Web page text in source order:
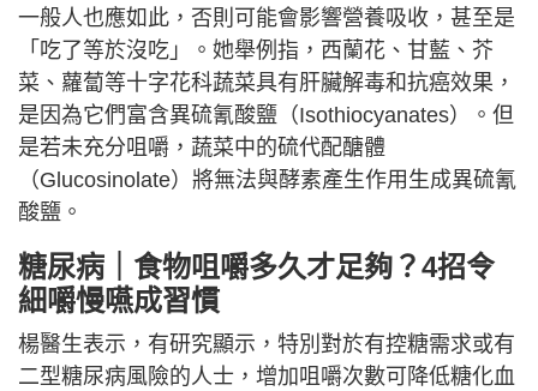
一般人也應如此，否則可能會影響營養吸收，甚至是
「吃了等於沒吃」。她舉例指，西蘭花、甘藍、芥
菜、蘿蔔等十字花科蔬菜具有肝臟解毒和抗癌效果，
是因為它們富含異硫氰酸鹽（Isothiocyanates）。但
是若未充分咀嚼，蔬菜中的硫代配醣體
（Glucosinolate）將無法與酵素產生作用生成異硫氰
酸鹽。
糖尿病｜食物咀嚼多久才足夠？4招令
細嚼慢嚥成習慣
楊醫生表示，有研究顯示，特別對於有控糖需求或有
二型糖尿病風險的人士，增加咀嚼次數可降低糖化血